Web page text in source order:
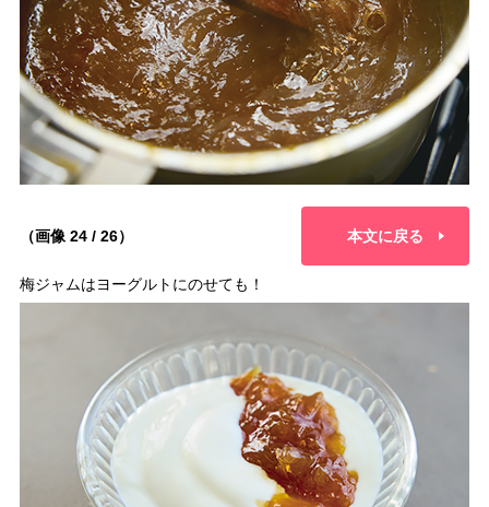
（画像 24 / 26） 本文に戻る
梅ジャムはヨーグルトにのせても！